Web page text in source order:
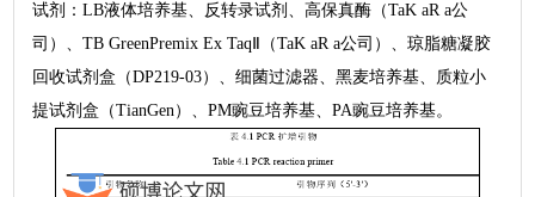
试剂：LB液体培养基、反转录试剂、高保真酶（TaK aR a公
司）、TB GreenPremix Ex TaqⅡ（TaK aR a公司）、琼脂糖凝胶
回收试剂盒（DP219-03）、细菌过滤器、黑麦培养基、质粒小
提试剂盒（TianGen）、PM豌豆培养基、PA豌豆培养基。